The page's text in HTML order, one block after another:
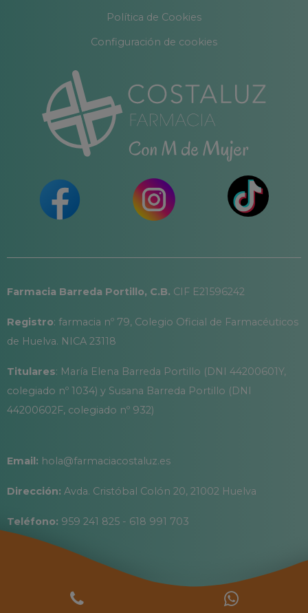
Política de Cookies
Configuración de cookies
Farmacia Barreda Portillo, C.B. CIF E21596242
Registro: farmacia nº 79, Colegio Oficial de Farmacéuticos
de Huelva. NICA 23118
Titulares: María Elena Barreda Portillo (DNI 44200601Y,
colegiado nº 1034) y Susana Barreda Portillo (DNI
44200602F, colegiado nº 932)
Email: hola@farmaciacostaluz.es
Dirección: Avda. Cristóbal Colón 20, 21002 Huelva
Teléfono: 959 241 825 - 618 991 703